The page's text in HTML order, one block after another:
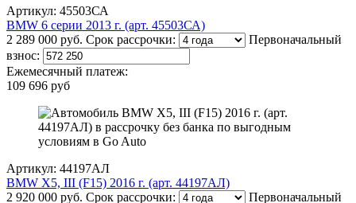
Артикул: 45503СА
BMW 6 серии 2013 г. (арт. 45503СА)
2 289 000 руб. Срок рассрочки:
Первоначальный
взнос:
Ежемесячный платеж:
109 696 руб
Артикул: 44197АЛ
BMW X5, III (F15) 2016 г. (арт. 44197АЛ)
2 920 000 руб. Срок рассрочки:
Первоначальный